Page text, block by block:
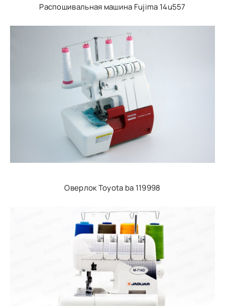
Распошивальная машина Fujima 14u557
Оверлок Toyota ba 119998